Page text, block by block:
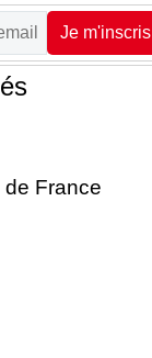
Je m'inscris
France